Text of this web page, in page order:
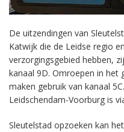
De uitzendingen van
Katwijk die de Leidse regio
verzorgingsgebied hebben,
kanaal 9D. Omroepen in het
maken gebruik van kanaal
Leidschendam-Voorburg is
Sleutelstad opzoeken kan